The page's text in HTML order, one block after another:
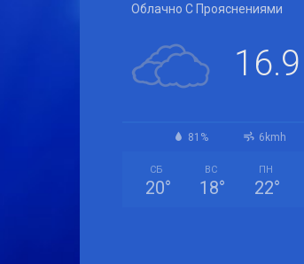
Облачно С Прояснениями
16.9
81% 6kmh
СБ
20°
ВС
18°
ПН
22°